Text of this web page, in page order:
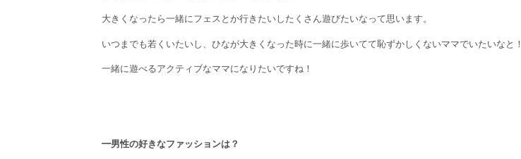
大きくなったら一緒にフェスとか行きたいしたくさん遊びたいなって思います。
いつまでも若くいたいし、ひなが大きくなった時に一緒に歩いてて恥ずかしくないママでいたいなと！
一緒に遊べるアクティブなママになりたいですね！
━男性の好きなファッションは？